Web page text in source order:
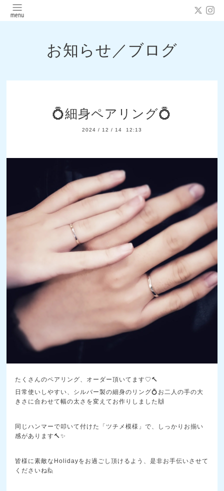
お知らせ／ブログ
💍細身ペアリング💍
2024 / 12 / 14 12:13
たくさんのペアリング、オーダー頂いてます♡🔨
日常使いしやすい、シルバー製の細身のリング💍お二人の手の大
きさに合わせて幅の太さを変えてお作りしました🙌
同じハンマーで叩いて付けた「ツチメ模様」で、しっかりお揃い
感があります🔨✨️
皆様に素敵なHolidayをお過ごし頂けるよう、是非お手伝いさせて
くださいね🙋